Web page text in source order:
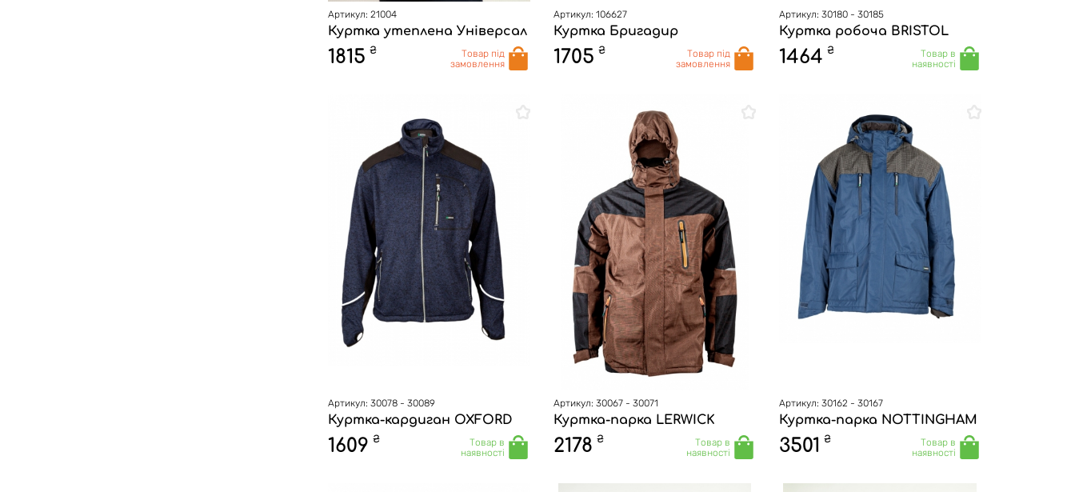
Артикул: 21004
Куртка утеплена Універсал
1815 ₴
Товар під
замовлення
Артикул: 106627
Куртка Бригадир
1705 ₴
Товар під
замовлення
Артикул: 30180 - 30185
Куртка робоча BRISTOL
1464 ₴
Товар в
наявності
Артикул: 30078 - 30089
Куртка-кардиган OXFORD
1609 ₴
Товар в
наявності
Артикул: 30067 - 30071
Куртка-парка LERWICK
2178 ₴
Товар в
наявності
Артикул: 30162 - 30167
Куртка-парка NOTTINGHAM
3501 ₴
Товар в
наявності